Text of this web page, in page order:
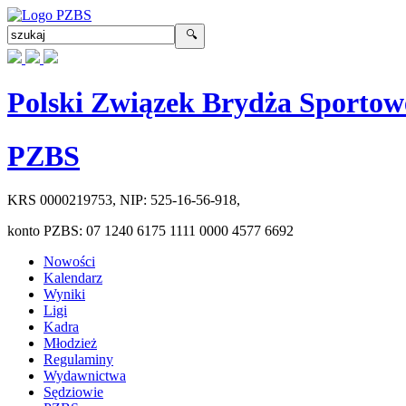
Polski Związek Brydża
PZBS
KRS 0000219753, NIP: 525-16-56-918,
konto PZBS: 07 1240 6175 1111 0000 4577 6692
Nowości
Kalendarz
Wyniki
Ligi
Kadra
Młodzież
Regulaminy
Wydawnictwa
Sędziowie